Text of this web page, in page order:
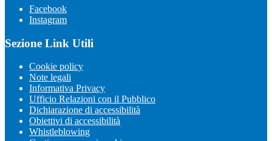
Facebook
Instagram
Sezione Link Utili
Cookie policy
Note legali
Informativa Privacy
Ufficio Relazioni con il Pubblico
Dichiarazione di accessibilità
Obiettivi di accessibilità
Whistleblowing